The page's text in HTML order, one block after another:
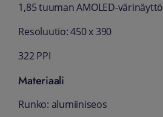
1,85 tuuman AMOLED-värinäyttö
Resoluutio: 450 x 390
322 PPI
Materiaali
Runko: alumiiniseos